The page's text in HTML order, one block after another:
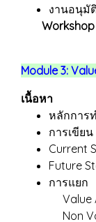
งานอนุมั
Module 3:
เนื้อหา
หลักการ
การเขียน
Current
Future
การแยก
Value
Non